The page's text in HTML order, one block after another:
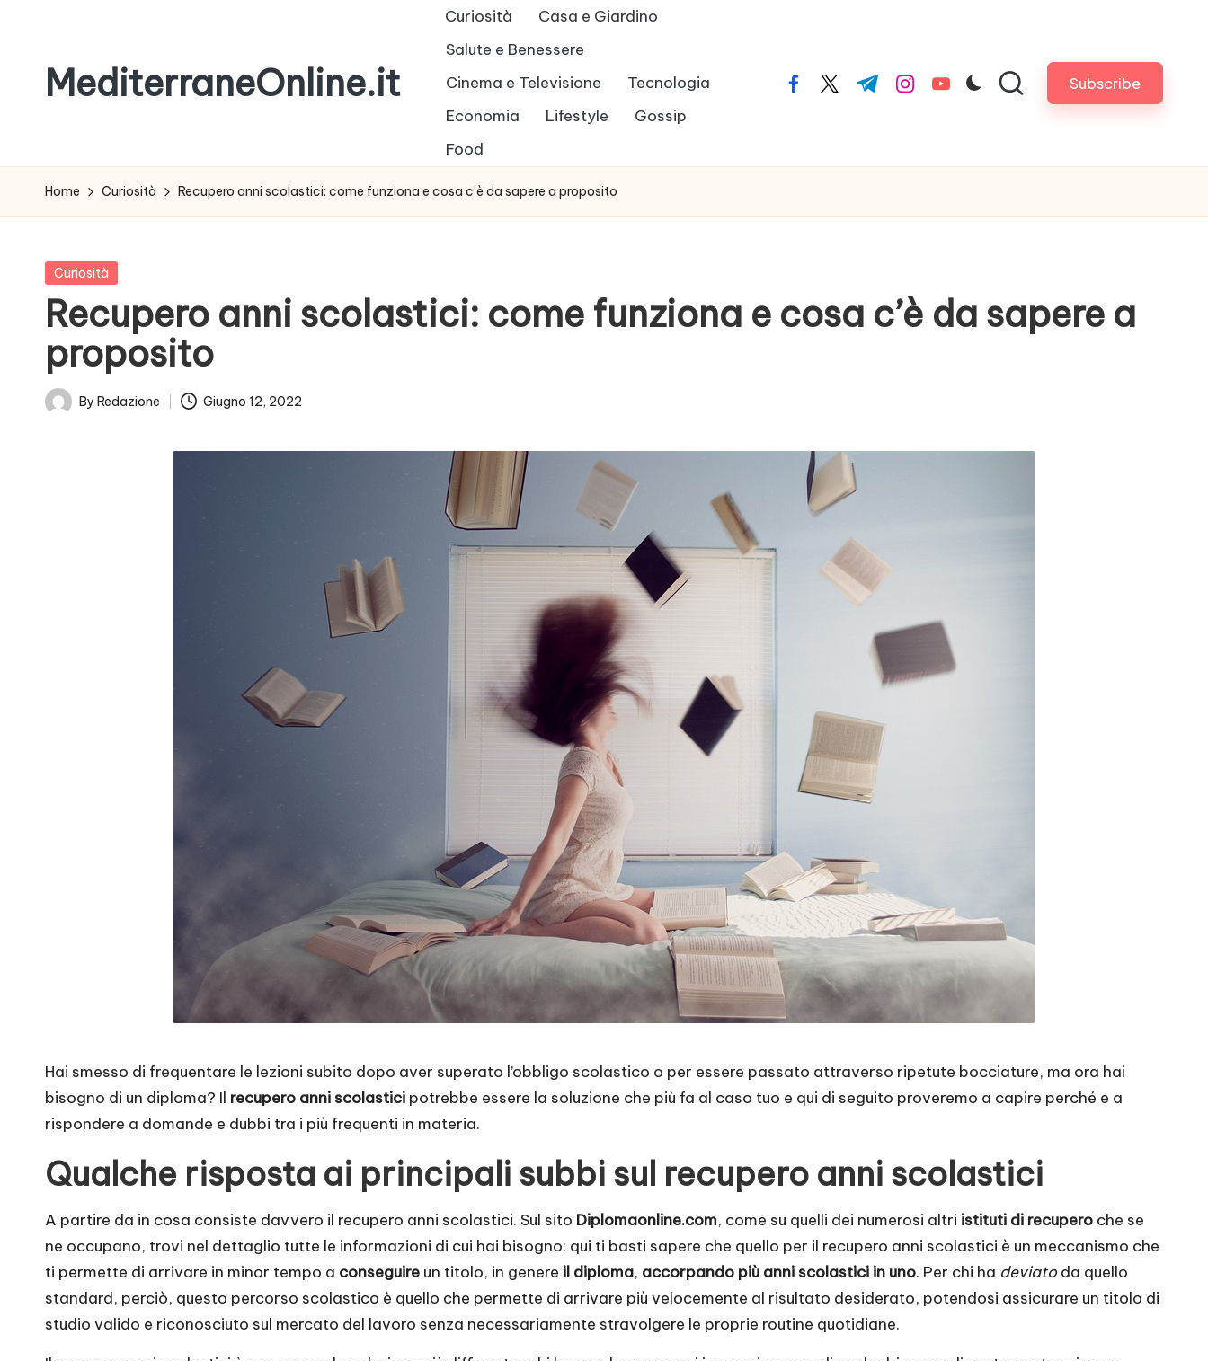
contentMediterraneOnline.it
aggiornato
con
le
News
Curiosità
Casa e Giardino
Salute e Benessere
Cinema e Televisione
Tecnologia
Economia
Lifestyle
Gossip
Food
facebook.com
twitter.com
t.me instagram.com
youtube.com Subscribe
Home Curiosità Recupero anni scolastici: come funziona e cosa c’è da sapere a proposito
Posted
Curiosità
Recupero anni scolastici: come funziona e cosa c’è da sapere a
proposito
Posted
By Redazione Giugno 12, 2022
Hai smesso di frequentare le lezioni subito dopo aver superato l’obbligo scolastico o per essere passato attraverso ripetute bocciature, ma ora hai
bisogno di un diploma? Il recupero anni scolastici potrebbe essere la soluzione che più fa al caso tuo e qui di seguito proveremo a capire perché e a
rispondere a domande e dubbi tra i più frequenti in materia.
Qualche risposta ai principali subbi sul recupero anni scolastici
A partire da in cosa consiste davvero il recupero anni scolastici. Sul sito Diplomaonline.com, come su quelli dei numerosi altri istituti di recupero che se
ne occupano, trovi nel dettaglio tutte le informazioni di cui hai bisogno: qui ti basti sapere che quello per il recupero anni scolastici è un meccanismo che
ti permette di arrivare in minor tempo a conseguire un titolo, in genere il diploma, accorpando più anni scolastici in uno. Per chi ha deviatoda quello
standard, perciò, questo percorso scolastico è quello che permette di arrivare più velocemente al risultato desiderato, potendosi assicurare un titolo di
studio valido e riconosciuto sul mercato del lavoro senza necessariamente stravolgere le proprie routine quotidiane.